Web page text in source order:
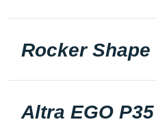
Rocker Shape
Altra EGO P35